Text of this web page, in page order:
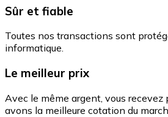
Sûr et fiable
Toutes nos transactions sont
informatique.
Le meilleur prix
Avec le même argent, vous recevez
avons la meilleure cotation du